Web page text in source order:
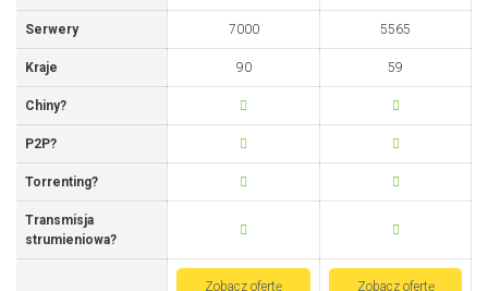
Serwery 7000 5565
Kraje 90 59
Chiny?
P2P?
Torrenting?
Transmisja
strumieniowa?
Zobacz ofertę Zobacz ofertę